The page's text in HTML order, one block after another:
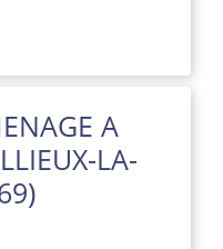
A
LA-